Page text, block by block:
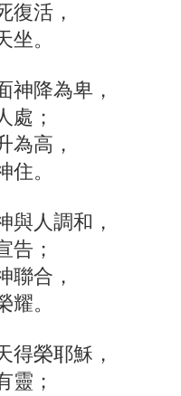
復活，
坐。
降為卑，
處；
為高，
住。
人調和，
告；
聯合，
耀。
榮耶穌，
靈；